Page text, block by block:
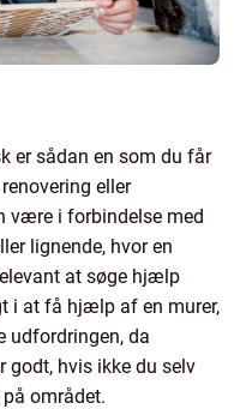
er sådan en som du får
eller
være i forbindelse med
lignende, hvor en
at søge hjælp
i at få hjælp af en murer,
udfordringen, da
hvis ikke du selv
området.